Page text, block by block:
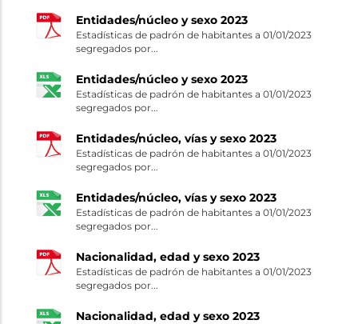
Entidades/núcleo y sexo 2023
Estadísticas de padrón de habitantes a 01/01/2023
segregados por...
Entidades/núcleo y sexo 2023
Estadísticas de padrón de habitantes a 01/01/2023
segregados por...
Entidades/núcleo, vías y sexo 2023
Estadísticas de padrón de habitantes a 01/01/2023
segregados por...
Entidades/núcleo, vías y sexo 2023
Estadísticas de padrón de habitantes a 01/01/2023
segregados por...
Nacionalidad, edad y sexo 2023
Estadísticas de padrón de habitantes a 01/01/2023
segregados por...
Nacionalidad, edad y sexo 2023